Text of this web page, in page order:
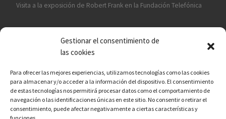
Gestionar el consentimiento de
las cookies
Para ofrecer las mejores experiencias, utilizamos tecnologías como las cookies
para almacenar y/o acceder a la información del dispositivo. El consentimiento
de estas tecnologías nos permitirá procesar datos como el comportamiento de
navegación o las identificaciones únicas en este sitio. No consentir o retirar el
consentimiento, puede afectar negativamente a ciertas características y
Visita a la exposición de Robert Frank en la Fundación Telefónica
¡ASÓCIATE A CÁMARA EN MANO!